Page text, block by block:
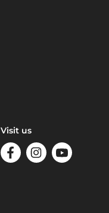
Visit us